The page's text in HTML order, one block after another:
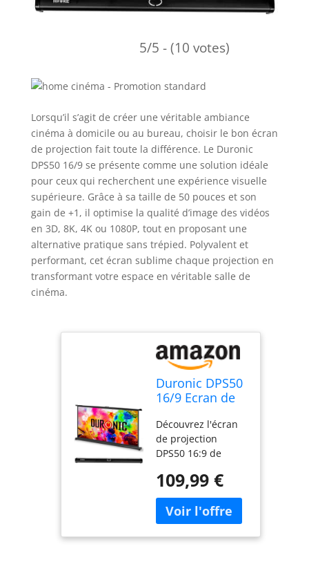
5/5 - (10 votes)
Lorsqu’il s’agit de créer une véritable ambiance
cinéma à domicile ou au bureau, choisir le bon écran
de projection fait toute la différence. Le Duronic
DPS50 16/9 se présente comme une solution idéale
pour ceux qui recherchent une expérience visuelle
supérieure. Grâce à sa taille de 50 pouces et son
gain de +1, il optimise la qualité d’image des vidéos
en 3D, 8K, 4K ou 1080P, tout en proposant une
alternative pratique sans trépied. Polyvalent et
performant, cet écran sublime chaque projection en
transformant votre espace en véritable salle de
cinéma.
Duronic DPS50
16/9 Ecran de
Home Cinema
pour Bureau de
50 Pouces 127
cm | Toile pour
vidéoprojecteur
| Solution
Alternative au
Trépied | Gain
Découvrez l'écran
de projection
DPS50 16:9 de
une installation sur
bureau ou table.
Avec des
dimensions de 50
pouces ou 127 cm,
109,99 €